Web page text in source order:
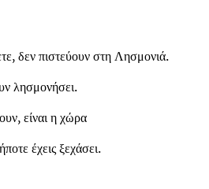
δεν πιστεύουν στη Λησμονιά.
λησμονήσει.
είναι η χώρα
έχεις ξεχάσει.